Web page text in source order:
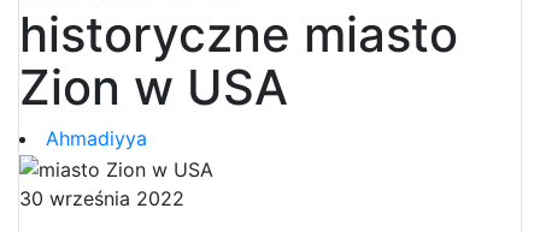
historyczne miasto
Zion w USA
Ahmadiyya
30 września 2022